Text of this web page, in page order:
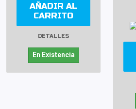
AÑADIR AL
CARRITO
DETALLES
En Existencia